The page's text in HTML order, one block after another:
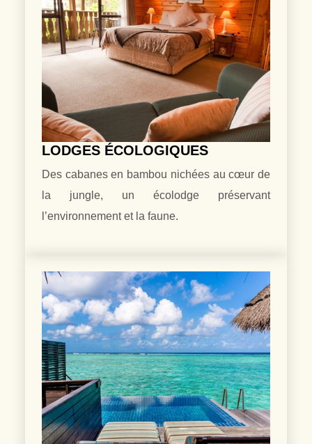
LODGES ÉCOLOGIQUES
Des cabanes en bambou nichées au cœur de
la jungle, un écolodge préservant
l’environnement et la faune.